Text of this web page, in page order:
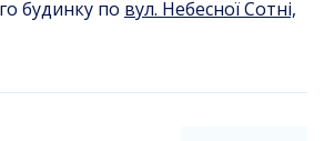
будинку по вул. Небесної Сотні,